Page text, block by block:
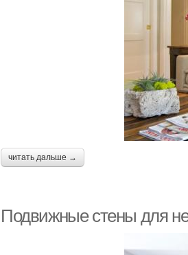
читать дальше →
Подвижные стены для